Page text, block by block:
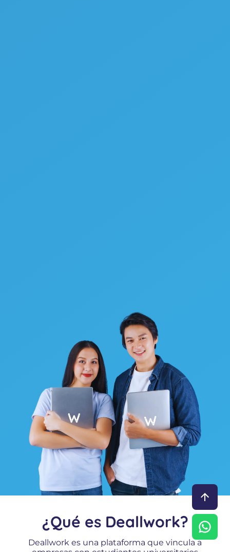
¿Qué es Deallwork?
Deallwork es una plataforma que vincula a